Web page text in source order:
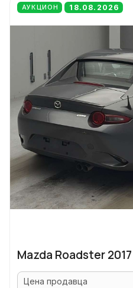
АУКЦИОН 18.08.2026
Mazda Roadster 2017
Цена продавца